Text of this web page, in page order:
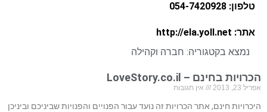
טלפון: 054-7420928
אתר: http://ela.yoll.net
נמצא בקטגוריה: חברה וקהילה
הכרויות בחינם – LoveStory.co.il
אפריל 23, 2013 אין תגובות
היכרויות חינם, אתר הכרויות זה נועד עבור הפנויים והפנויות שביניכם וביניכן